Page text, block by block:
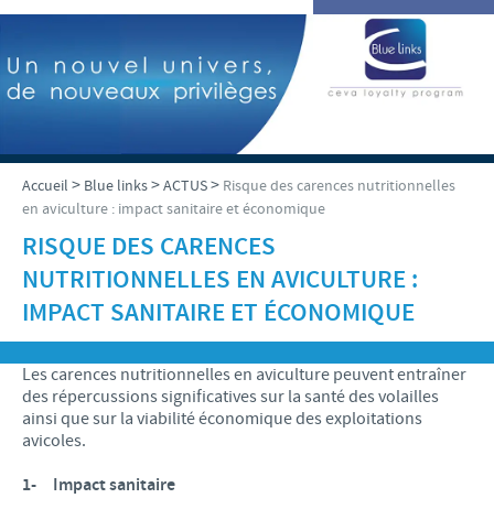
QUI SOMMES-NOUS?
Aperçu de la société
Ceva Santé Animale Tunisie
Production
Recherche et développement
Nos valeurs
Notre mission
Notre histoire
GROUPE CEVA
PRODUITS
Volailles
Ovins - Caprins
Bovins
Animaux de Compagnie
ACTUALITÉS ET MÉDIA
Ceva News
ACTUS
Nos vidéos
RESPONSABILITÉS
Importance de la responsabilité
Contributions
Programmes de soutien internationaux
Partenariats scientifiques
Partenariats professionnels
OFFRES D'EMPLOI
Offre d’emploi
Nos principaux métiers
BLUE LINKS
Privilèges Blue links
S'inscrire
CONTACT
Accueil > Blue links>ACTUS> Risque des carences nutritionnelles
en aviculture : impact sanitaire et économique
RISQUE DES CARENCES
NUTRITIONNELLES EN AVICULTURE :
IMPACT SANITAIRE ET ÉCONOMIQUE
Les carences nutritionnelles en aviculture peuvent entraîner
des répercussions significatives sur la santé des volailles
ainsi que sur la viabilité économique des exploitations
avicoles.
1- Impact sanitaire